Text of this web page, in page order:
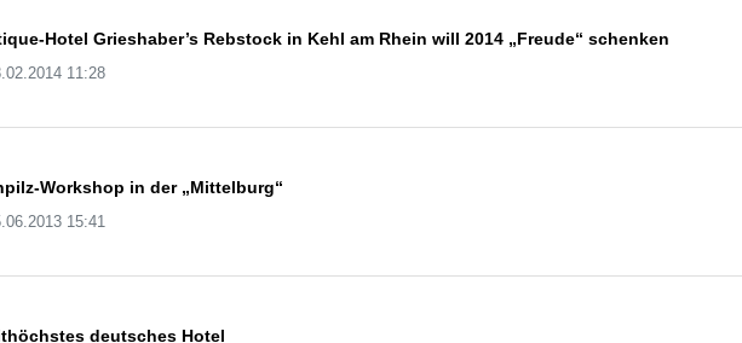
Hotel Grieshaber’s Rebstock in Kehl am Rhein will 2014 „Freude“ schenken
11:28
Workshop in der „Mittelburg“
15:41
deutsches Hotel